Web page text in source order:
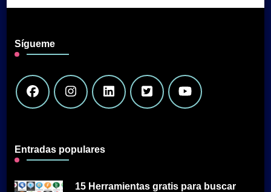
Sígueme
Entradas populares
15 Herramientas gratis para buscar